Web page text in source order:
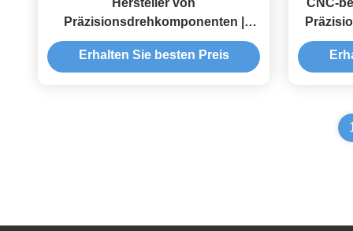
Hersteller von
Präzisionsdrehkomponenten |
Kundenspezifischer Schweizer
Lieferant von Drehteilen
Erhalten Sie besten Preis
CNC-